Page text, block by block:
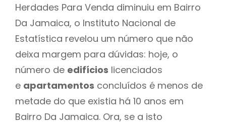
Herdades Para Venda diminuiu em Bairro
Da Jamaica, o Instituto Nacional de
Estatística revelou um número que não
deixa margem para dúvidas: hoje, o
número de edifícios licenciados
e apartamentos concluídos é menos de
metade do que existia há 10 anos em
Bairro Da Jamaica. Ora, se a isto